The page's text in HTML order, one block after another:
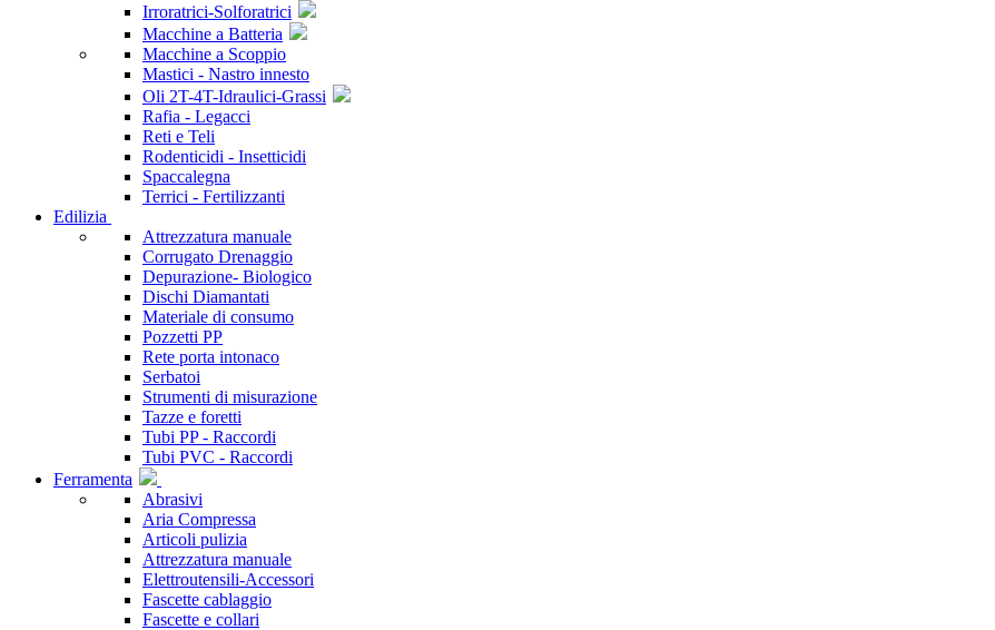
Irroratrici-Solforatrici
Macchine a Batteria
Macchine a Scoppio
Mastici - Nastro innesto
Oli 2T-4T-Idraulici-Grassi
Rafia - Legacci
Reti e Teli
Rodenticidi - Insetticidi
Spaccalegna
Terrici - Fertilizzanti
Edilizia
Attrezzatura manuale
Corrugato Drenaggio
Depurazione- Biologico
Dischi Diamantati
Materiale di consumo
Pozzetti PP
Rete porta intonaco
Serbatoi
Strumenti di misurazione
Tazze e foretti
Tubi PP - Raccordi
Tubi PVC - Raccordi
Ferramenta
Abrasivi
Aria Compressa
Articoli pulizia
Attrezzatura manuale
Elettroutensili-Accessori
Fascette cablaggio
Fascette e collari